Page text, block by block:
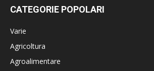
CATEGORIE POPOLARI
Varie
Agricoltura
Agroalimentare